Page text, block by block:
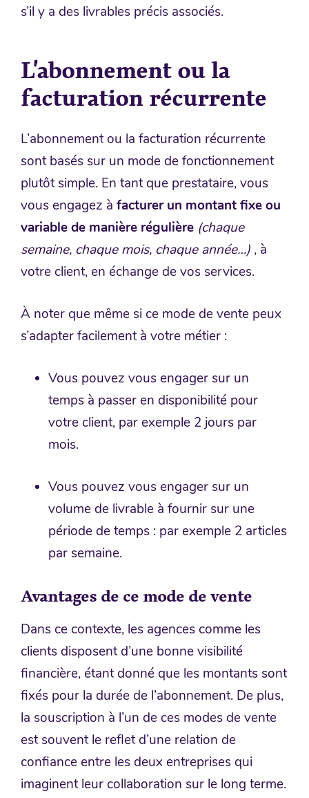
s’il y a des livrables précis associés.
L’abonnement ou la
facturation récurrente
L’abonnement ou la facturation récurrente
sont basés sur un mode de fonctionnement
plutôt simple. En tant que prestataire, vous
vous engagez àfacturer un montant fixe ou
variable de manière régulière (chaque
semaine, chaque mois, chaque année…) , à
votre client, en échange de vos services.
À noter que même si ce mode de vente peux
s’adapter facilement à votre métier :
Vous pouvez vous engager sur un
temps à passer en disponibilité pour
votre client, par exemple 2 jours par
mois.
Vous pouvez vous engager sur un
volume de livrable à fournir sur une
période de temps : par exemple 2 articles
par semaine.
Avantages de ce mode de vente
Dans ce contexte, les agences comme les
clients disposent d’une bonne visibilité
financière, étant donné que les montants sont
fixés pour la durée de l’abonnement. De plus,
la souscription à l’un de ces modes de vente
est souvent le reflet d’une relation de
confiance entre les deux entreprises qui
imaginent leur collaboration sur le long terme.